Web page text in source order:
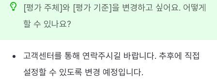
[평가 주체]와 [평가 기준]을 변경하고 싶어요. 어떻게
할 수 있나요?
고객센터를 통해 연락주시길 바랍니다. 추후에 직접
설정할 수 있도록 변경 예정입니다.